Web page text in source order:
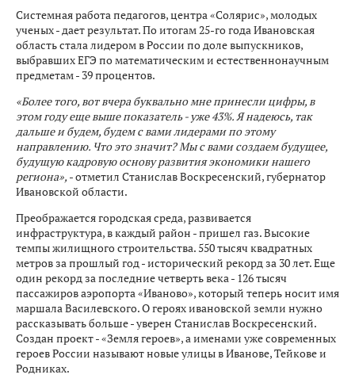
Системная работа педагогов, центра «Солярис», молодых
ученых - дает результат. По итогам 25-го года Ивановская
область стала лидером в России по доле выпускников,
выбравших ЕГЭ по математическим и естественнонаучным
предметам - 39 процентов.
«Более того, вот вчера буквально мне принесли цифры, в
этом году еще выше показатель - уже 43%. Я надеюсь, так
дальше и будем, будем с вами лидерами по этому
направлению. Что это значит? Мы с вами создаем будущее,
будущую кадровую основу развития экономики нашего
региона», - отметил Станислав Воскресенский, губернатор
Ивановской области.
Преображается городская среда, развивается
инфраструктура, в каждый район - пришел газ. Высокие
темпы жилищного строительства. 550 тысяч квадратных
метров за прошлый год - исторический рекорд за 30 лет. Еще
один рекорд за последние четверть века - 126 тысяч
пассажиров аэропорта «Иваново», который теперь носит имя
маршала Василевского. О героях ивановской земли нужно
рассказывать больше - уверен Станислав Воскресенский.
Создан проект - «Земля героев», а именами уже современных
героев России называют новые улицы в Иванове, Тейкове и
Родниках.